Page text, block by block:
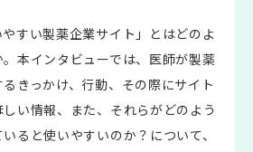
すい製薬企業サイト」とはどのよ
本インタビューでは、医師が製薬
きっかけ、行動、その際にサイト
い情報、また、それらがどのよう
ると使いやすいのか？について、